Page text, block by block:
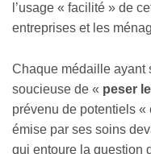
l’usage « facilité » de
entreprises et les
Chaque médaille ayant
soucieuse de « peser
prévenu de potentiels
émise par ses soins
qui entoure la question